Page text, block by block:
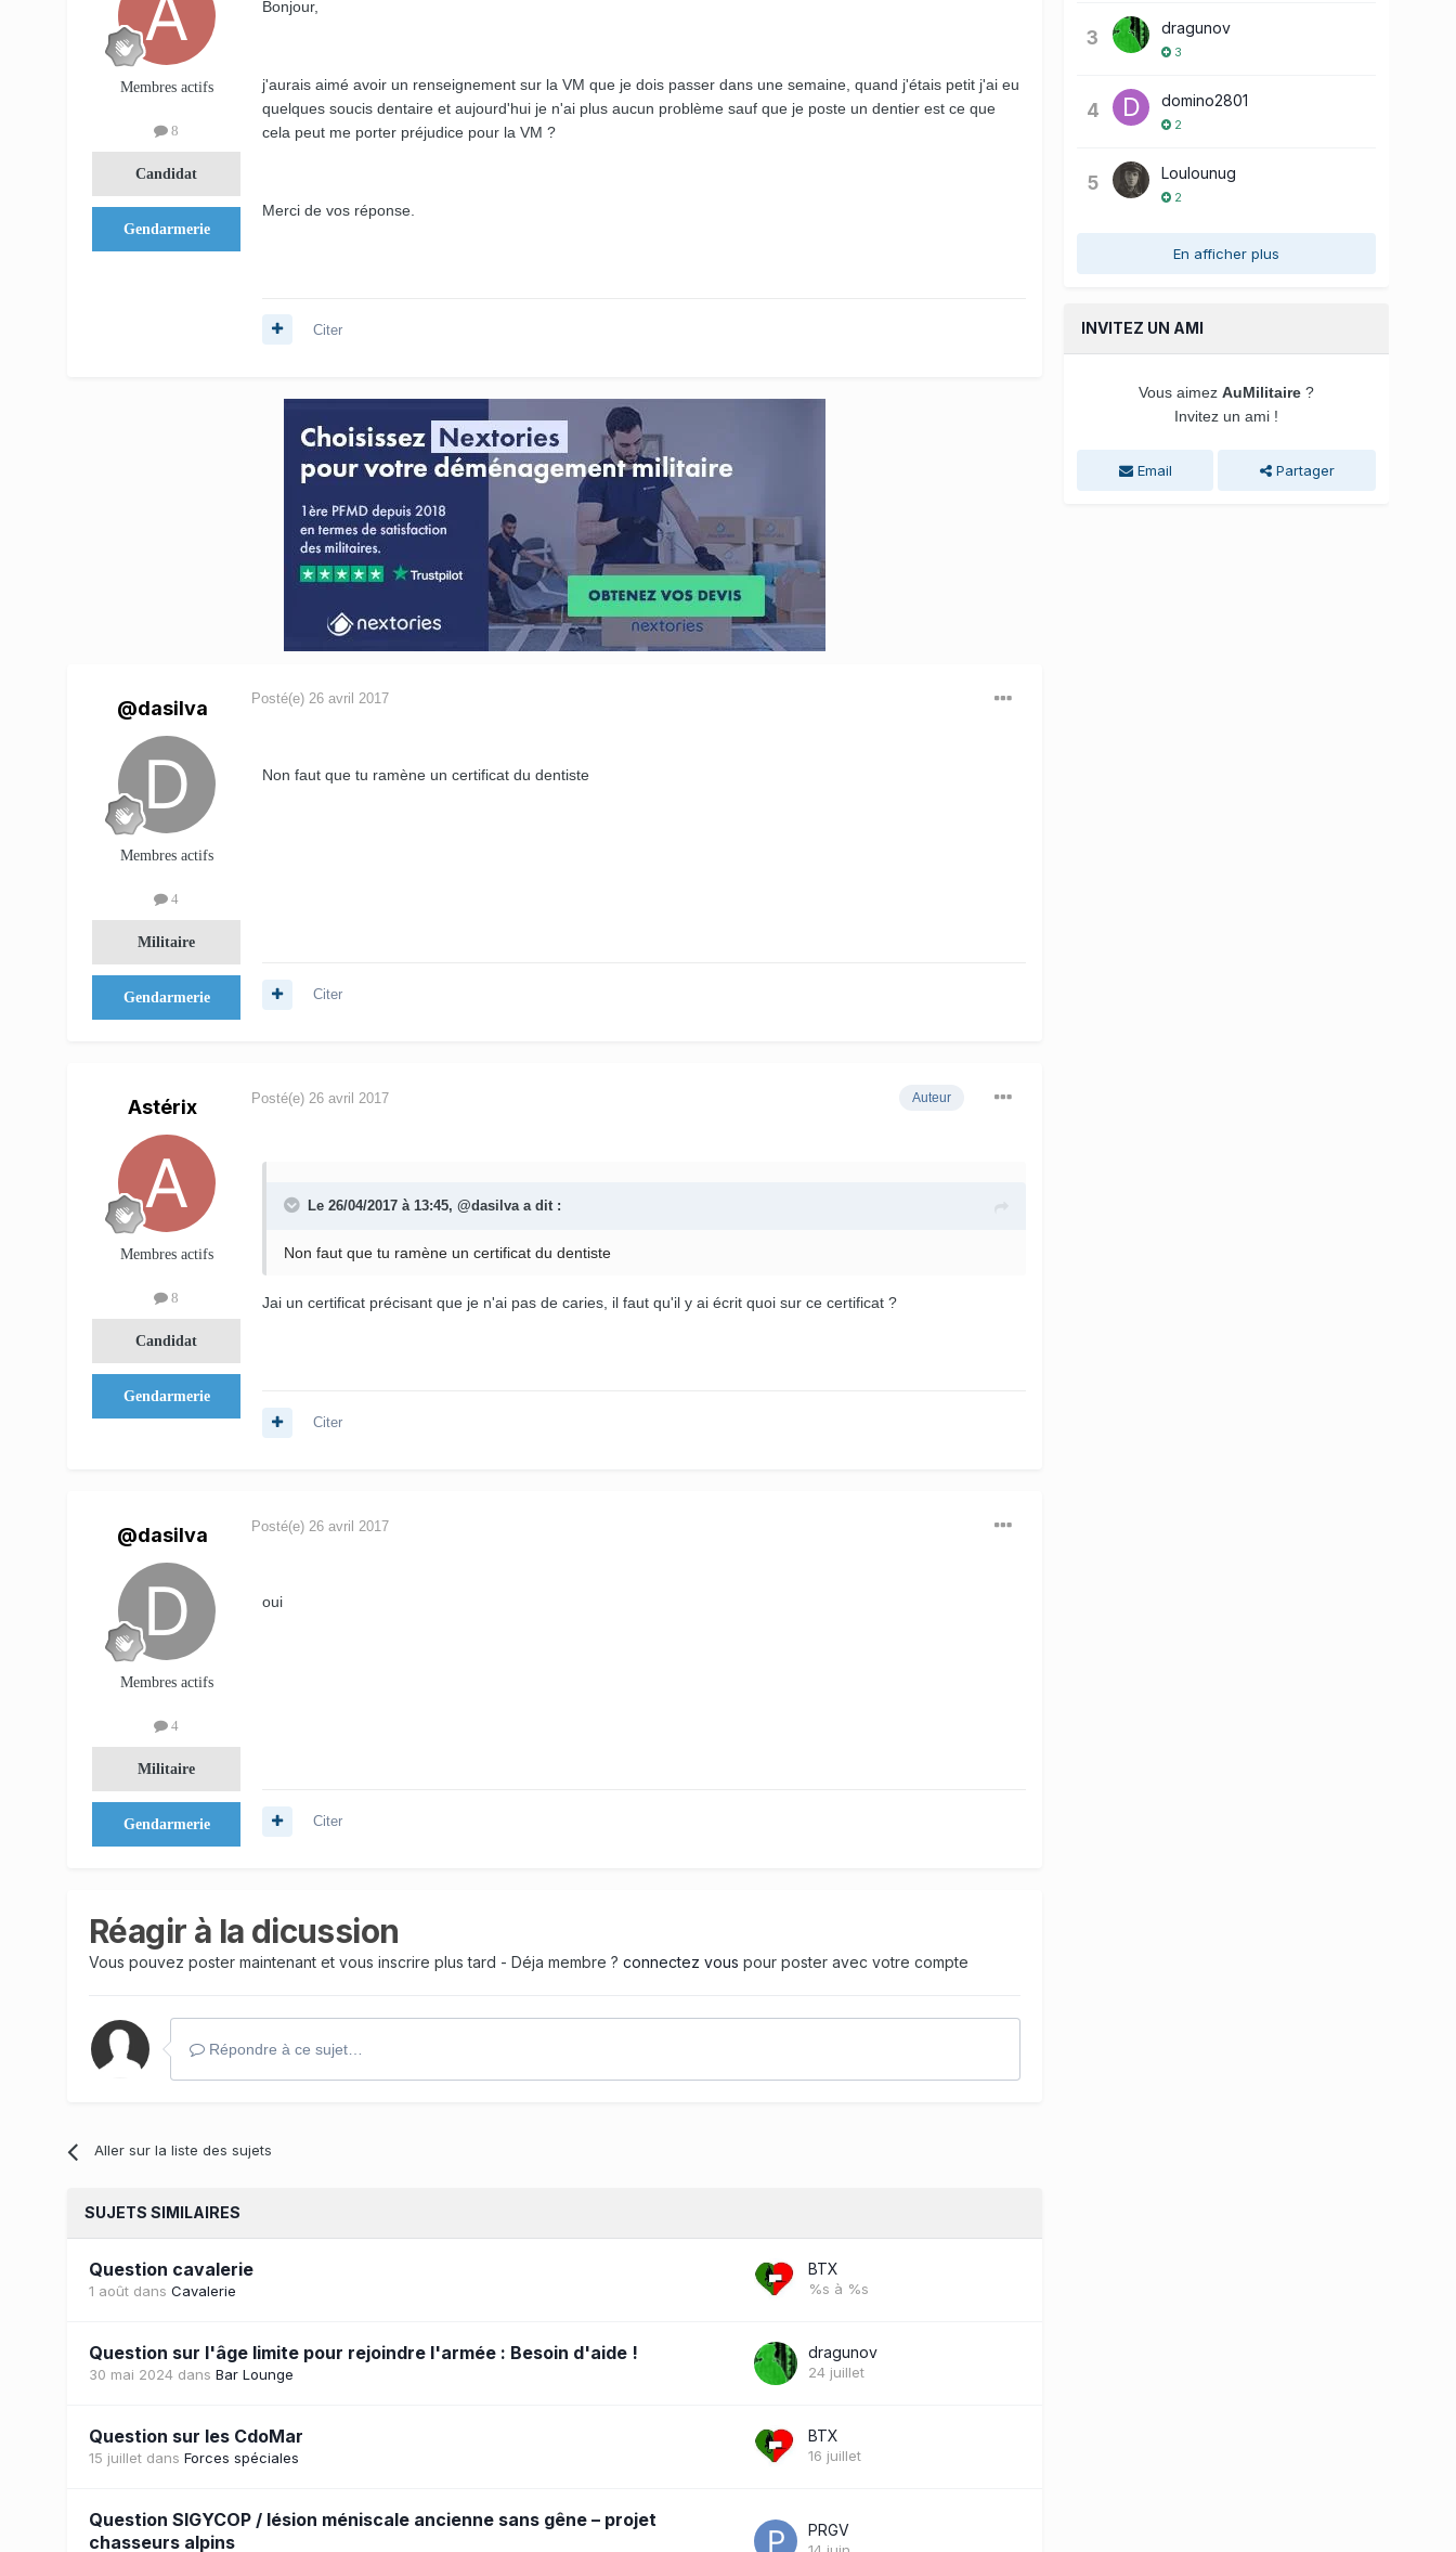
Membres actifs
8
Candidat
Gendarmerie
Bonjour,
j'aurais aimé avoir un renseignement sur la VM que je dois passer dans une semaine, quand j'étais petit j'ai eu
quelques soucis dentaire et aujourd'hui je n'ai plus aucun problème sauf que je poste un dentier est ce que
cela peut me porter préjudice pour la VM ?
Merci de vos réponse.
Citer
@dasilva
Membres actifs
4
Militaire
Gendarmerie
Posté(e) 26 avril 2017
Non faut que tu ramène un certificat du dentiste
Citer
Astérix
Membres actifs
8
Candidat
Gendarmerie
Auteur
Posté(e) 26 avril 2017
Le 26/04/2017 à 13:45, @dasilvaa dit :
Non faut que tu ramène un certificat du dentiste
Jai un certificat précisant que je n'ai pas de caries, il faut qu'il y ai écrit quoi sur ce certificat ?
Citer
@dasilva
Membres actifs
4
Militaire
Gendarmerie
Posté(e) 26 avril 2017
oui
Citer
Réagir à la dicussion
Vous pouvez poster maintenant et vous inscrire plus tard - Déja membre ? connectez vous pour poster avec votre compte
Répondre à ce sujet…
Aller sur la liste des sujets
SUJETS SIMILAIRES
Question cavalerie
1 août dans Cavalerie
BTX
%s à %s
Question sur l'âge limite pour rejoindre l'armée : Besoin d'aide !
30 mai 2024 dans Bar Lounge
dragunov
24 juillet
Question sur les CdoMar
15 juillet dans Forces spéciales
BTX
16 juillet
Question SIGYCOP / lésion méniscale ancienne sans gêne – projet
chasseurs alpins
PRGV
3 dragunov
3
4 domino2801
2
5 Loulounug
2
En afficher plus
INVITEZ UN AMI
Vous aimez AuMilitaire ?
Invitez un ami !
Email Partager